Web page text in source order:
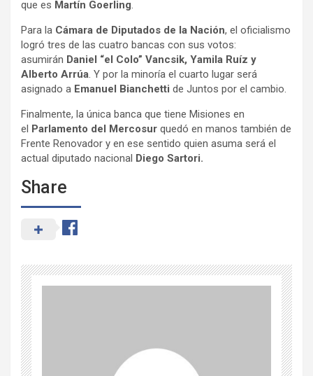
que es Martín Goerling.
Para la Cámara de Diputados de la Nación, el oficialismo
logró tres de las cuatro bancas con sus votos:
asumirán Daniel “el Colo” Vancsik, Yamila Ruíz y
Alberto Arrúa. Y por la minoría el cuarto lugar será
asignado a Emanuel Bianchetti de Juntos por el cambio.
Finalmente, la única banca que tiene Misiones en
el Parlamento del Mercosur quedó en manos también de
Frente Renovador y en ese sentido quien asuma será el
actual diputado nacional Diego Sartori.
Share